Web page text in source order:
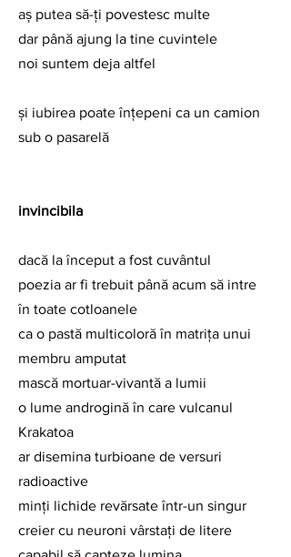
aş putea să-ţi povestesc multe
dar până ajung la tine cuvintele
noi suntem deja altfel
şi iubirea poate înţepeni ca un camion
sub o pasarelă
invincibila
dacă la început a fost cuvântul
poezia ar fi trebuit până acum să intre
în toate cotloanele
ca o pastă multicoloră în matriţa unui
membru amputat
mască mortuar-vivantă a lumii
o lume androgină în care vulcanul
Krakatoa
ar disemina turbioane de versuri
radioactive
minţi lichide revărsate într-un singur
creier cu neuroni vârstaţi de litere